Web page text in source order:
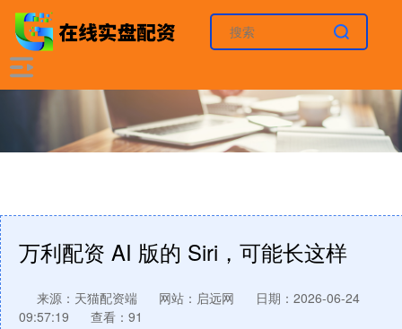
万利配资 AI 版的 Siri，可能长这样
来源：天猫配资端 网站：启远网
日期：2026-06-24
09:57:19
查看：91